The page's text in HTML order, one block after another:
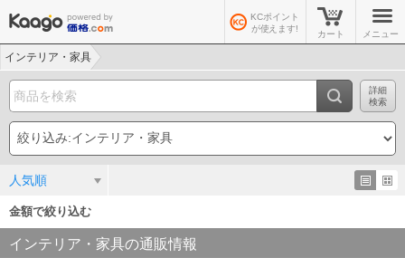
KCポイント
が使えます!
カート メニュー
インテリア・家具
詳細
検索
人気順
金額で絞り込む
インテリア・家具の通販情報